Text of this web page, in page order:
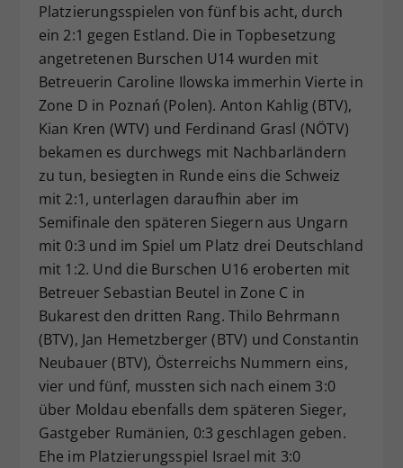
Platzierungsspielen von fünf bis acht, durch
ein 2:1 gegen Estland. Die in Topbesetzung
angetretenen Burschen U14 wurden mit
Betreuerin Caroline Ilowska immerhin Vierte in
Zone D in Poznań (Polen). Anton Kahlig (BTV),
Kian Kren (WTV) und Ferdinand Grasl (NÖTV)
bekamen es durchwegs mit Nachbarländern
zu tun, besiegten in Runde eins die Schweiz
mit 2:1, unterlagen daraufhin aber im
Semifinale den späteren Siegern aus Ungarn
mit 0:3 und im Spiel um Platz drei Deutschland
mit 1:2. Und die Burschen U16 eroberten mit
Betreuer Sebastian Beutel in Zone C in
Bukarest den dritten Rang. Thilo Behrmann
(BTV), Jan Hemetzberger (BTV) und Constantin
Neubauer (BTV), Österreichs Nummern eins,
vier und fünf, mussten sich nach einem 3:0
über Moldau ebenfalls dem späteren Sieger,
Gastgeber Rumänien, 0:3 geschlagen geben.
Ehe im Platzierungsspiel Israel mit 3:0